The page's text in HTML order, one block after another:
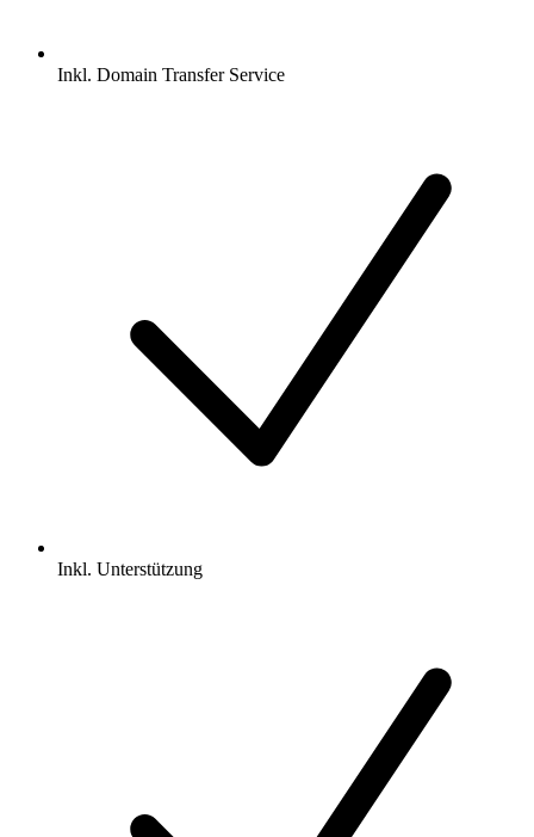
Inkl. Domain Transfer Service
Inkl. Unterstützung